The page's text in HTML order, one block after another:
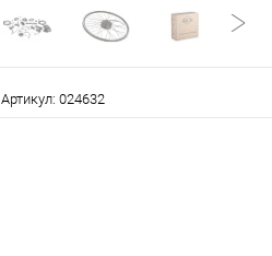
Артикул: 024632